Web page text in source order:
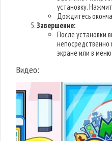
установку.
Дождитесь
Завершение:
После установки
экране или в
Видео: